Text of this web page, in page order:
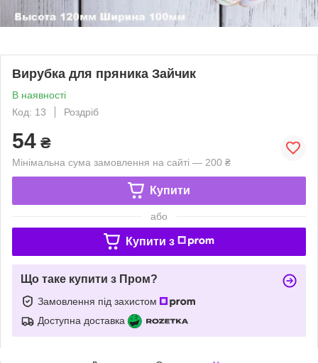
Вирубка для пряника Зайчик
В наявності
Код: 13
Роздріб
54 ₴
Мінімальна сума замовлення на сайті — 200 ₴
Купити
або
Купити з
Що таке купити з Пром?
Замовлення під захистом
Доступна доставка